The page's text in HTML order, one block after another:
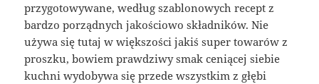
przygotowywane, według szablonowych recept z
bardzo porządnych jakościowo składników. Nie
używa się tutaj w większości jakiś super towarów z
proszku, bowiem prawdziwy smak ceniącej siebie
kuchni wydobywa się przede wszystkim z głębi